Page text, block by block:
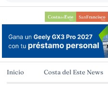
Inicio Costa del Este News